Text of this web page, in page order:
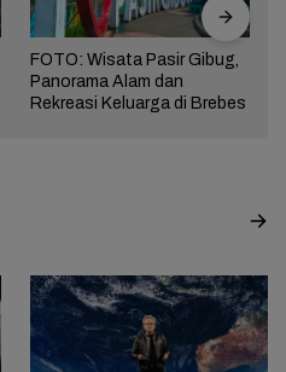
FOTO: Wisata Pasir Gibug,
Panorama Alam dan
Rekreasi Keluarga di Brebes